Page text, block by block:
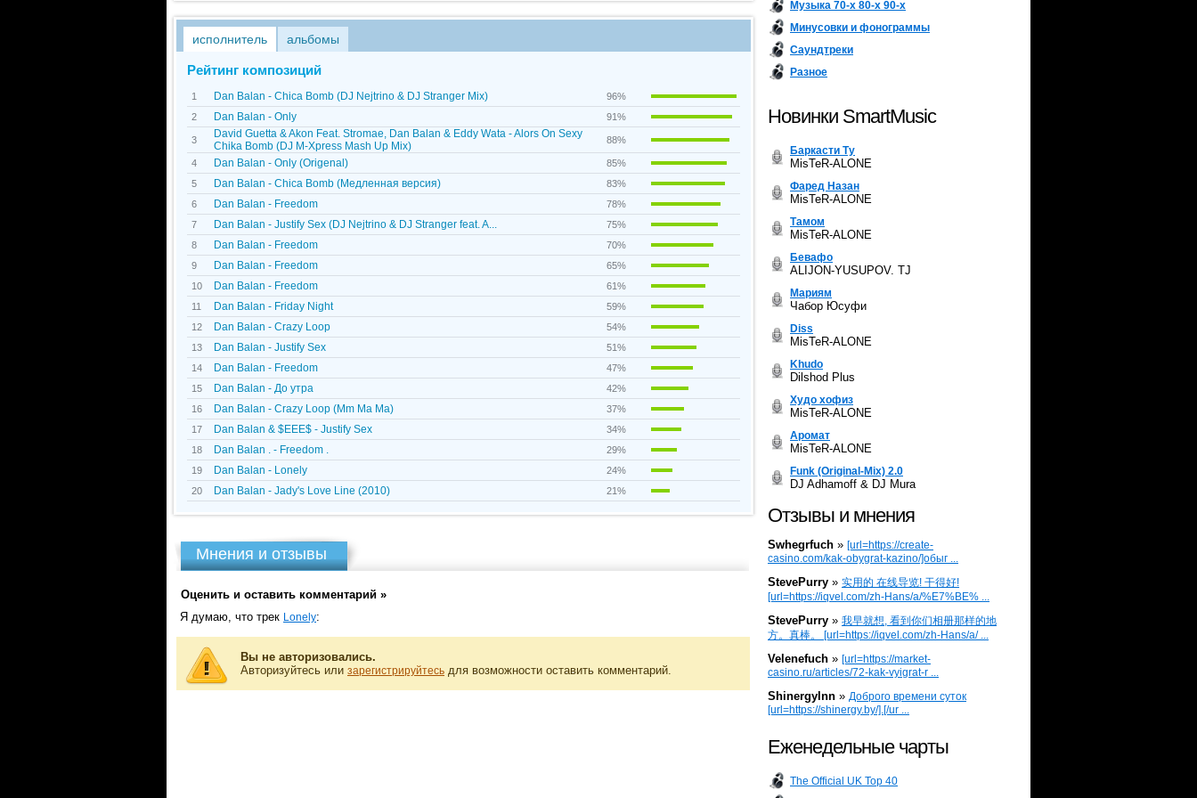
исполнитель альбомы
Рейтинг композиций
1 Dan Balan - Chica Bomb (DJ Nejtrino & DJ Stranger Mix)
96%
2
Dan Balan - Only 91%
3
David Guetta & Akon Feat. Stromae, Dan Balan & Eddy Wata - Alors On Sexy
Chika Bomb (DJ M-Xpress Mash Up Mix)
88%
4 Dan Balan - Only (Origenal)
85%
5
Dan Balan - Chica Bomb (Медленная версия)
83%
6
Dan Balan - Freedom
78%
7
Dan Balan - Justify Sex (DJ Nejtrino & DJ Stranger feat. A...
75%
8
Dan Balan - Freedom
70%
9
Dan Balan - Freedom
65%
10
Dan Balan - Freedom
61%
11
Dan Balan - Friday Night
59%
12
Dan Balan - Crazy Loop
54%
13
Dan Balan - Justify Sex
51%
14
Dan Balan - Freedom
47%
15
Dan Balan - До утра
42%
16
Dan Balan - Crazy Loop (Mm Ma Ma)
37%
17
Dan Balan & $EEE$ - Justify Sex
34%
18
Dan Balan . - Freedom .
29%
19
Dan Balan - Lonely
24%
20
Dan Balan - Jady's Love Line (2010) 21%
Мнения и отзывы
Оценить и оставить комментарий »
Я думаю, что трек Lonely:
Вы не авторизовались.
Авторизуйтесь или зарегистрируйтесь для возможности оставить комментарий.
Музыка 70-х 80-х 90-х
Минусовки и фонограммы
Саундтреки
Разное
Новинки SmartMusic
Баркасти Ту
MisTeR-ALONE
Фаред Назан
MisTeR-ALONE
Тамом
MisTeR-ALONE
Бевафо
ALIJON-YUSUPOV. TJ
Мариям
Чабор Юсуфи
Diss
MisTeR-ALONE
Khudo
Dilshod Plus
Худо хофиз
MisTeR-ALONE
Аромат
MisTeR-ALONE
Funk (Original-Mix) 2.0
DJ Adhamoff & DJ Mura
Отзывы и мнения
Swhegrfuch » [url=https://create-
casino.com/kak-obygrat-kazino/]обыг ...
StevePurry » 实用的 在线导览! 干得好!
[url=https://iqvel.com/zh-Hans/a/%E7%BE% ...
StevePurry » 我早就想, 看到你们相册那样的地
方。真棒。 [url=https://iqvel.com/zh-Hans/a/ ...
Velenefuch » [url=https://market-
casino.ru/articles/72-kak-vyigrat-r ...
Shinergylnn » Доброго времени суток
[url=https://shinergy.by/].[/ur ...
Еженедельные чарты
The Official UK Top 40